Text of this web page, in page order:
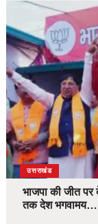
उत्तराखंड
भाजपा की जीत पर
तक देश भगवामय…